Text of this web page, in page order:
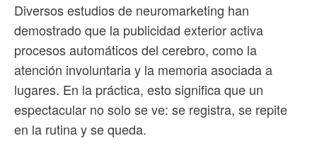
Diversos estudios de neuromarketing han
demostrado que la publicidad exterior activa
procesos automáticos del cerebro, como la
atención involuntaria y la memoria asociada a
lugares. En la práctica, esto significa que un
espectacular no solo se ve: se registra, se repite
en la rutina y se queda.